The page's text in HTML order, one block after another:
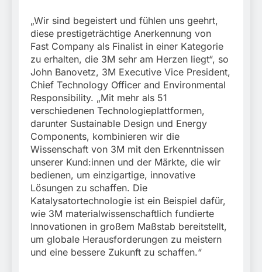
„Wir sind begeistert und fühlen uns geehrt,
diese prestigeträchtige Anerkennung von
Fast Company als Finalist in einer Kategorie
zu erhalten, die 3M sehr am Herzen liegt“, so
John Banovetz, 3M Executive Vice President,
Chief Technology Officer and Environmental
Responsibility. „Mit mehr als 51
verschiedenen Technologieplattformen,
darunter Sustainable Design und Energy
Components, kombinieren wir die
Wissenschaft von 3M mit den Erkenntnissen
unserer Kund:innen und der Märkte, die wir
bedienen, um einzigartige, innovative
Lösungen zu schaffen. Die
Katalysatortechnologie ist ein Beispiel dafür,
wie 3M materialwissenschaftlich fundierte
Innovationen in großem Maßstab bereitstellt,
um globale Herausforderungen zu meistern
und eine bessere Zukunft zu schaffen.“